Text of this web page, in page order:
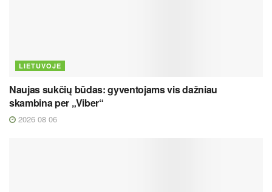
LIETUVOJE
Naujas sukčių būdas: gyventojams vis dažniau
skambina per „Viber“
2026 08 06